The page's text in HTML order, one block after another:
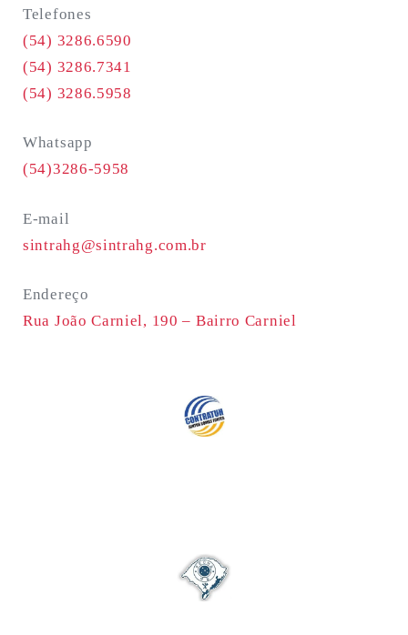
Telefones
(54) 3286.6590
(54) 3286.7341
(54) 3286.5958
Whatsapp
(54)3286-5958
E-mail
sintrahg@sintrahg.com.br
Endereço
Rua João Carniel, 190 – Bairro Carniel